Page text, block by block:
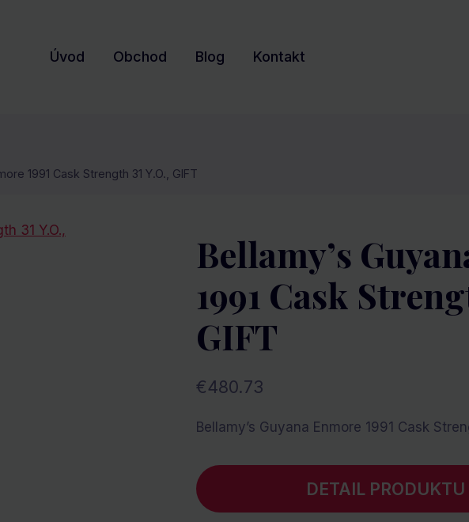
Úvod Obchod Blog Kontakt
1991 Cask Strength 31 Y.O., GIFT
Bellamy’s
1991 Cask
GIFT
€480.73
Bellamy’s Guyana Enmore 1991 Cask
DETAIL PRODUKTU